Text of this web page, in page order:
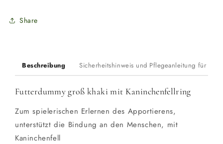
Share
Beschreibung Sicherheitshinweis und Pflegeanleitung für
Futterdummy groß khaki mit Kaninchenfellring
Zum spielerischen Erlernen des Apportierens,
unterstützt die Bindung an den Menschen, mit
Kaninchenfell